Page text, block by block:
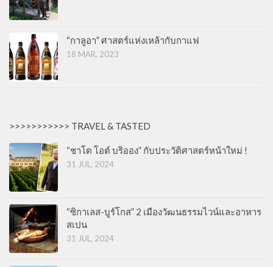
“กาลูอา” ศาสตร์แห่งเหล้ากับกาแฟ
18 MAR, 2023
>>>>>>>>>>> TRAVEL & TASTED
“ชาโต โอต์ บริออง” กับประวัติศาสตร์หน้าใหม่ !
31 JUL, 2024
“ซิกาเลส-บูร์โกส” 2 เมืองวัฒนธรรมไวน์และอาหาร
สเปน
31 JUL, 2024